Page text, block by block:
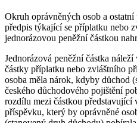
Okruh oprávněných osob a
předpis týkající se příplatku nebo
jednorázovou peněžní částkou
Jednorázová peněžní částka
částky příplatku nebo zvláštního
osoba měla nárok, kdyby důchod
českého důchodového pojištění
rozdílu mezi částkou
příspěvku, který by oprávněné